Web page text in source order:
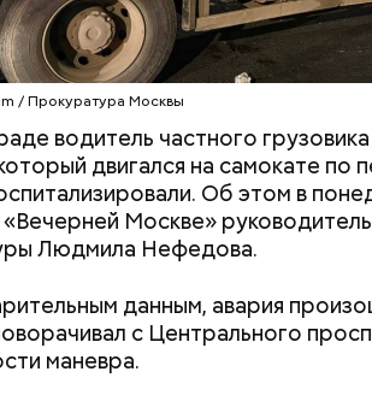
/ Прокуратура Москвы
водитель частного
двигался на самокате
Об этом в
Москве»
Людмила Нефедова.
данным, авария
с Центрального
маневра.
считали, что в период с 2019
уплаты налогов на более чем
распределил между
был жертвой Миссюры
помощью диеты